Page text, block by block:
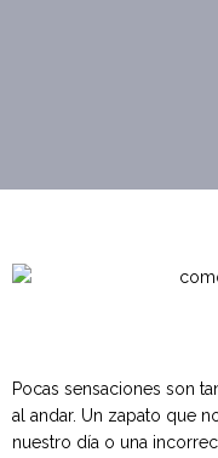
Pocas sensaciones son
al andar. Un zapato que
nuestro día o una